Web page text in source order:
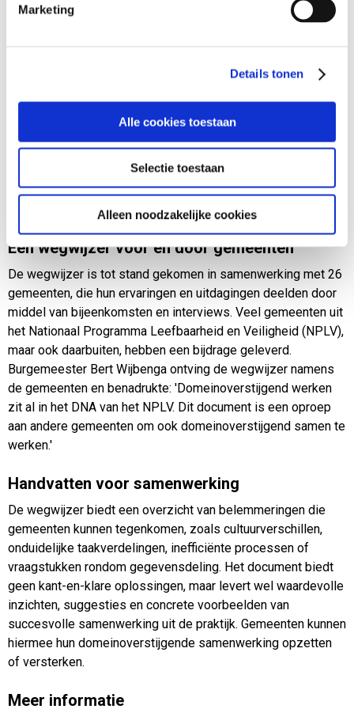
Marketing
Details tonen
Alle cookies toestaan
Selectie toestaan
Alleen noodzakelijke cookies
domein en het veiligheidsdomein noodzakelijk.
handschoen heeft opgepakt dit onderwerp breder te
problematiek te combineren in de aanpak.' Hij benadrukte ook
aanpak in de wijk is essentieel. We moeten niet vergeten dat
we het voor de mensen doen. De mensen voor wie we het
doen mogen nooit de dupe worden van de gekozen aanpak
of gebrekkige samenwerking.'
Een wegwijzer voor én door gemeenten
De wegwijzer is tot stand gekomen in samenwerking met 26
gemeenten, die hun ervaringen en uitdagingen deelden door
middel van bijeenkomsten en interviews. Veel gemeenten uit
het Nationaal Programma Leefbaarheid en Veiligheid (NPLV),
maar ook daarbuiten, hebben een bijdrage geleverd.
Burgemeester Bert Wijbenga ontving de wegwijzer namens
de gemeenten en benadrukte: 'Domeinoverstijgend werken
zit al in het DNA van het NPLV. Dit document is een oproep
aan andere gemeenten om ook domeinoverstijgend samen te
werken.'
Handvatten voor samenwerking
De wegwijzer biedt een overzicht van belemmeringen die
gemeenten kunnen tegenkomen, zoals cultuurverschillen,
onduidelijke taakverdelingen, inefficiënte processen of
vraagstukken rondom gegevensdeling. Het document biedt
geen kant-en-klare oplossingen, maar levert wel waardevolle
inzichten, suggesties en concrete voorbeelden van
succesvolle samenwerking uit de praktijk. Gemeenten kunnen
hiermee hun domeinoverstijgende samenwerking opzetten
of versterken.
Meer informatie